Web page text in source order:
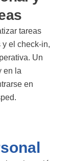
tareas
y el check-in,
Un
en la
en